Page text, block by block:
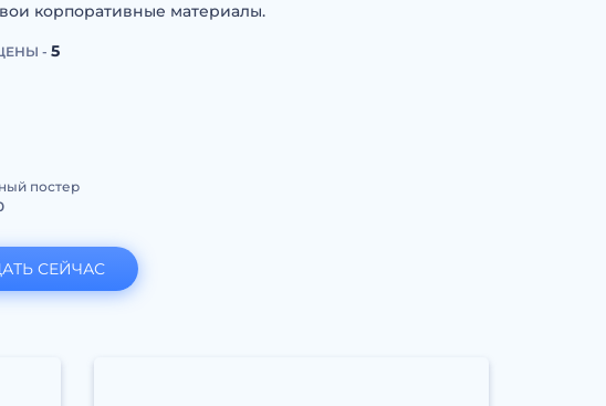
корпоративные материалы.
- 5
постер
СЕЙЧАС